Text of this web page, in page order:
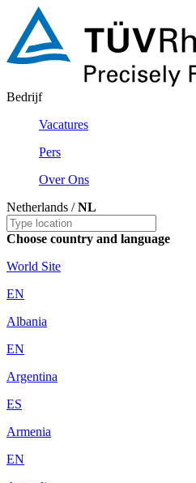
Bedrijf
Vacatures
Pers
Over Ons
Netherlands /NL
Choose country and language
World Site
EN
Albania
EN
Argentina
ES
Armenia
EN